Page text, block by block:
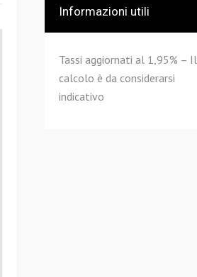
Informazioni utili
Tassi aggiornati al 1,95% – Il
calcolo è da considerarsi
indicativo